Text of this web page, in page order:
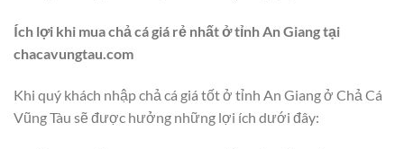
Ích lợi khi mua chả cá giá rẻ nhất ở tỉnh An Giang tại
chacavungtau.com
Khi quý khách nhập chả cá giá tốt ở tỉnh An Giang ở Chả Cá
Vũng Tàu sẽ được hưởng những lợi ích dưới đây: